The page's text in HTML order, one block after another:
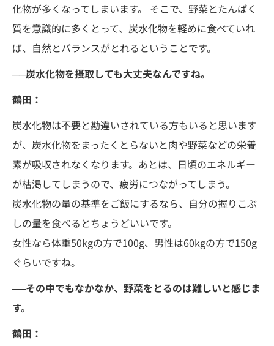
化物が多くなってしまいます。 そこで、野菜とたんぱく
質を意識的に多くとって、炭水化物を軽めに食べていれ
ば、自然とバランスがとれるということです。
──炭水化物を摂取しても大丈夫なんですね。
鶴田：
炭水化物は不要と勘違いされている方もいると思います
が、炭水化物をまったくとらないと肉や野菜などの栄養
素が吸収されなくなります。あとは、日頃のエネルギー
が枯渇してしまうので、疲労につながってしまう。
炭水化物の量の基準をご飯にするなら、自分の握りこぶ
しの量を食べるとちょうどいいです。
女性なら体重50kgの方で100g、男性は60kgの方で150g
ぐらいですね。
──その中でもなかなか、野菜をとるのは難しいと感じま
す。
鶴田：